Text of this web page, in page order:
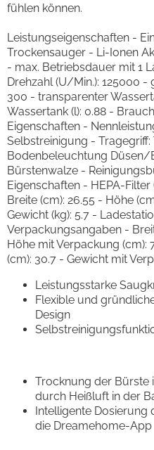
fühlen können.
Leistungseigenschaften -
Trockensauger - Li-Ionen
- max. Betriebsdauer mit 1
Drehzahl (U/Min.): 125000 -
300 - transparenter
Wassertank (l): 0.88 -
Eigenschaften -
Selbstreinigung -
Bodenbeleuchtung
Bürstenwalze -
Eigenschaften - HEPA-
Breite (cm): 26.55 - Höhe
Gewicht (kg): 5.7 -
Verpackungsangaben -
Höhe mit Verpackung (cm):
(cm): 30.7 - Gewicht mit
Leistungsstarke
Flexible und
Design
Trocknung der Bürste
durch Heißluft in der
Intelligente Dosierung
die Dreamehome-App